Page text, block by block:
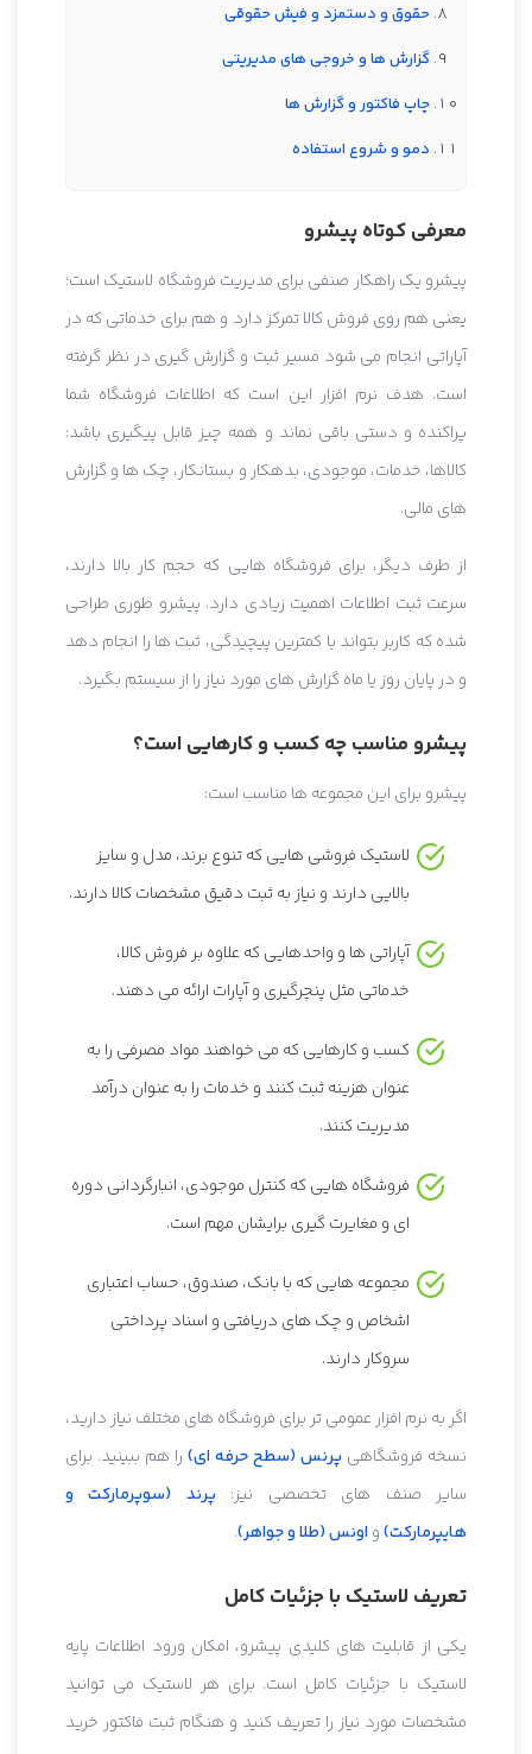
حقوق و دستمزد و فیش حقوقی
گزارش ها و خروجی های مدیریتی
چاپ فاکتور و گزارش ها
دمو و شروع استفاده
معرفی کوتاه پیشرو
پیشرو یک راهکار صنفی برای مدیریت فروشگاه لاستیک است؛
یعنی هم روی فروش کالا تمرکز دارد و هم برای خدماتی که در
آپاراتی انجام می شود مسیر ثبت و گزارش گیری در نظر گرفته
است. هدف نرم افزار این است که اطلاعات فروشگاه شما
پراکنده و دستی باقی نماند و همه چیز قابل پیگیری باشد:
کالاها، خدمات، موجودی، بدهکار و بستانکار، چک ها و گزارش
های مالی.
از طرف دیگر، برای فروشگاه هایی که حجم کار بالا دارند،
سرعت ثبت اطلاعات اهمیت زیادی دارد. پیشرو طوری طراحی
شده که کاربر بتواند با کمترین پیچیدگی، ثبت ها را انجام دهد
و در پایان روز یا ماه گزارش های مورد نیاز را از سیستم بگیرد.
پیشرو مناسب چه کسب و کارهایی است؟
پیشرو برای این مجموعه ها مناسب است:
لاستیک فروشی هایی که تنوع برند، مدل و سایز
بالایی دارند و نیاز به ثبت دقیق مشخصات کالا دارند.
آپاراتی ها و واحدهایی که علاوه بر فروش کالا،
خدماتی مثل پنچرگیری و آپارات ارائه می دهند.
کسب و کارهایی که می خواهند مواد مصرفی را به
عنوان هزینه ثبت کنند و خدمات را به عنوان درآمد
مدیریت کنند.
فروشگاه هایی که کنترل موجودی، انبارگردانی دوره
ای و مغایرت گیری برایشان مهم است.
مجموعه هایی که با بانک، صندوق، حساب اعتباری
اشخاص و چک های دریافتی و اسناد پرداختی
سروکار دارند.
اگر به نرم افزار عمومی تر برای فروشگاه های مختلف نیاز دارید،
نسخه فروشگاهی پرنس (سطح حرفه ای) را هم ببینید. برای
سایر صنف های تخصصی نیز: پرند (سوپرمارکت و
هایپرمارکت)و اونس (طلا و جواهر).
تعریف لاستیک با جزئیات کامل
یکی از قابلیت های کلیدی پیشرو، امکان ورود اطلاعات پایه
لاستیک با جزئیات کامل است. برای هر لاستیک می توانید
مشخصات مورد نیاز را تعریف کنید و هنگام ثبت فاکتور خرید